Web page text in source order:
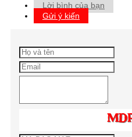
Lời bình của bạn
Gửi ý kiến